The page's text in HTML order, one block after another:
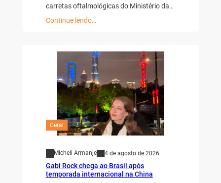
carretas oftalmológicas do Ministério da…
Continue lendo…
Geral
Micheli Armanje 4 de agosto de 2026
Gabi Rock chega ao Brasil após
temporada internacional na China